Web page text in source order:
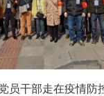
走在疫情防控